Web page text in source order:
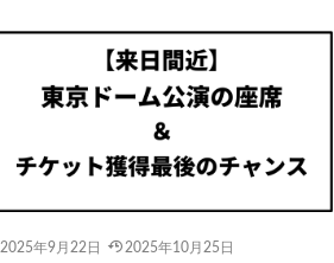
2025年9月22日 2025年10月25日